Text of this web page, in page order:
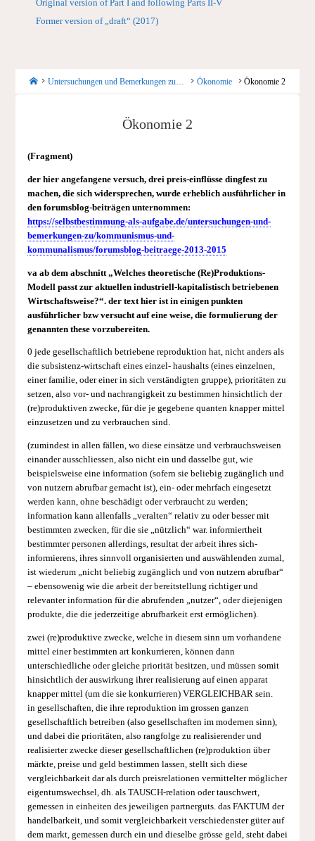
Original version of Part I and following Parts II-V
Former version of „draft“ (2017)
Startseite
Untersuchungen und Bemerkungen zu… Ökonomie Ökonomie 2
Ökonomie 2
(Fragment)
der hier angefangene versuch, drei preis-einflüsse dingfest zu
machen, die sich widersprechen, wurde erheblich ausführlicher in
den forumsblog-beiträgen unternommen:
https://selbstbestimmung-als-aufgabe.de/untersuchungen-und-
bemerkungen-zu/kommunismus-und-
kommunalismus/forumsblog-beitraege-2013-2015
va ab dem abschnitt „Welches theoretische (Re)Produktions-
Modell passt zur aktuellen industriell-kapitalistisch betriebenen
Wirtschaftsweise?“. der text hier ist in einigen punkten
ausführlicher bzw versucht auf eine weise, die formulierung der
genannten these vorzubereiten.
0 jede gesellschaftlich betriebene reproduktion hat, nicht anders als
die subsistenz-wirtschaft eines einzel- haushalts (eines einzelnen,
einer familie, oder einer in sich verständigten gruppe), prioritäten zu
setzen, also vor- und nachrangigkeit zu bestimmen hinsichtlich der
(re)produktiven zwecke, für die je gegebene quanten knapper mittel
einzusetzen und zu verbrauchen sind.
(zumindest in allen fällen, wo diese einsätze und verbrauchsweisen
einander ausschliessen, also nicht ein und dasselbe gut, wie
beispielsweise eine information (sofern sie beliebig zugänglich und
von nutzern abrufbar gemacht ist), ein- oder mehrfach eingesetzt
werden kann, ohne beschädigt oder verbraucht zu werden;
information kann allenfalls „veralten“ relativ zu oder besser mit
bestimmten zwecken, für die sie „nützlich“ war. informiertheit
bestimmter personen allerdings, resultat der arbeit ihres sich-
informierens, ihres sinnvoll organisierten und auswählenden zumal,
ist wiederum „nicht beliebig zugänglich und von nutzern abrufbar“
– ebensowenig wie die arbeit der bereitstellung richtiger und
relevanter information für die abrufenden „nutzer“, oder diejenigen
produkte, die die jederzeitige abrufbarkeit erst ermöglichen).
zwei (re)produktive zwecke, welche in diesem sinn um vorhandene
mittel einer bestimmten art konkurrieren, können dann
unterschiedliche oder gleiche priorität besitzen, und müssen somit
hinsichtlich der auswirkung ihrer realisierung auf einen apparat
knapper mittel (um die sie konkurrieren) VERGLEICHBAR sein.
in gesellschaften, die ihre reproduktion im grossen ganzen
gesellschaftlich betreiben (also gesellschaften im modernen sinn),
und dabei die prioritäten, also rangfolge zu realisierender und
realisierter zwecke dieser gesellschaftlichen (re)produktion über
märkte, preise und geld bestimmen lassen, stellt sich diese
vergleichbarkeit dar als durch preisrelationen vermittelter möglicher
eigentumswechsel, dh. als TAUSCH-relation oder tauschwert,
gemessen in einheiten des jeweiligen partnerguts. das FAKTUM der
handelbarkeit, und somit vergleichbarkeit verschiedenster güter auf
dem markt, gemessen durch ein und dieselbe grösse geld, steht dabei